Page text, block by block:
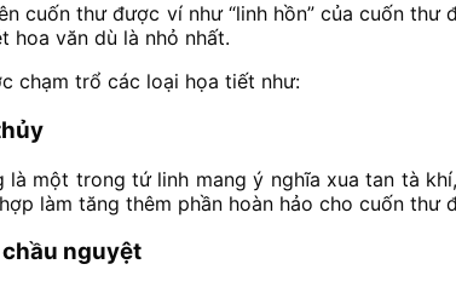
cuốn thư được ví như “linh hồn” của cuốn
hoa văn dù là nhỏ nhất.
chạm trổ các loại họa tiết như:
một trong tứ linh mang ý nghĩa xua tan tà
làm tăng thêm phần hoàn hảo cho cuốn thư
nguyệt